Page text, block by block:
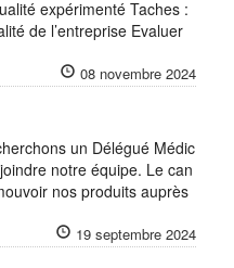
expérimenté Taches :
de l’entreprise Evaluer
08 novembre 2024
un Délégué Médic
notre équipe. Le can
nos produits auprès
19 septembre 2024